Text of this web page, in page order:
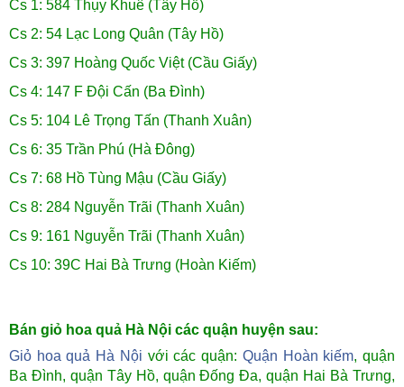
Cs 1: 584 Thụy Khuê (Tây Hồ)
Cs 2: 54 Lạc Long Quân (Tây Hồ)
Cs 3: 397 Hoàng Quốc Việt (Cầu Giấy)
Cs 4: 147 F Đội Cấn (Ba Đình)
Cs 5: 104 Lê Trọng Tấn (Thanh Xuân)
Cs 6: 35 Trần Phú (Hà Đông)
Cs 7: 68 Hồ Tùng Mậu (Cầu Giấy)
Cs 8: 284 Nguyễn Trãi (Thanh Xuân)
Cs 9: 161 Nguyễn Trãi (Thanh Xuân)
Cs 10: 39C Hai Bà Trưng (Hoàn Kiếm)
Bán giỏ hoa quả Hà Nội các quận huyện sau:
Giỏ hoa quả Hà Nội với các quận: Quận Hoàn kiếm, quận
Ba Đình, quận Tây Hồ, quận Đống Đa, quận Hai Bà Trưng,